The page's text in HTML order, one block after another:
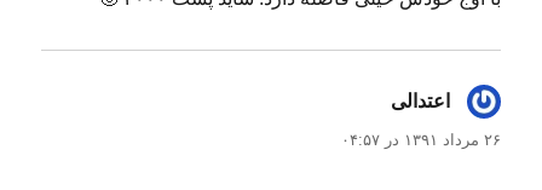
اعتدالی
۲۶ مرداد ۱۳۹۱ در ۰۴:۵۷